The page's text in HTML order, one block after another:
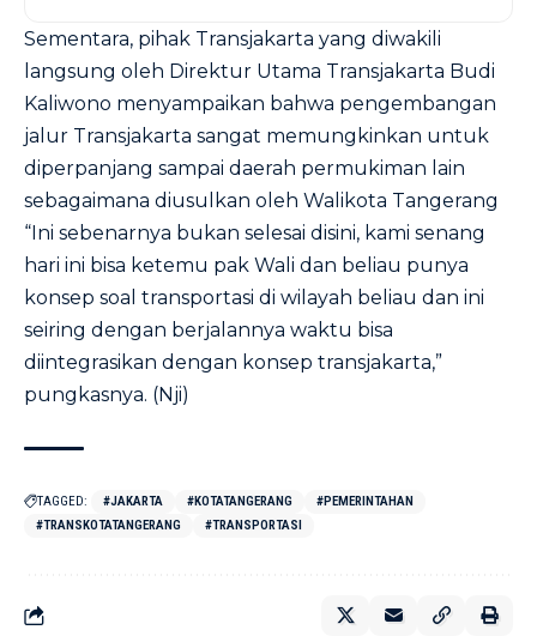
Sementara, pihak Transjakarta yang diwakili
langsung oleh Direktur Utama Transjakarta Budi
Kaliwono menyampaikan bahwa pengembangan
jalur Transjakarta sangat memungkinkan untuk
diperpanjang sampai daerah permukiman lain
sebagaimana diusulkan oleh Walikota Tangerang
“Ini sebenarnya bukan selesai disini, kami senang
hari ini bisa ketemu pak Wali dan beliau punya
konsep soal transportasi di wilayah beliau dan ini
seiring dengan berjalannya waktu bisa
diintegrasikan dengan konsep transjakarta,”
pungkasnya. (Nji)
TAGGED: #JAKARTA #KOTATANGERANG
#PEMERINTAHAN
#TRANSKOTATANGERANG
#TRANSPORTASI